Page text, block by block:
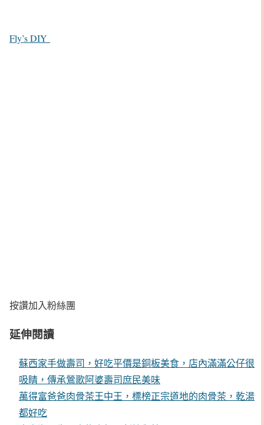
Fly’s DIY
按讚加入粉絲團
延伸閱讀
蘇西家手做壽司，好吃平價是銅板美食，店內滿滿公仔很
吸睛，傳承鶯歌阿婆壽司庶民美味
萬得富爸爸肉骨茶王中王，標榜正宗道地的肉骨茶，乾湯
都好吃